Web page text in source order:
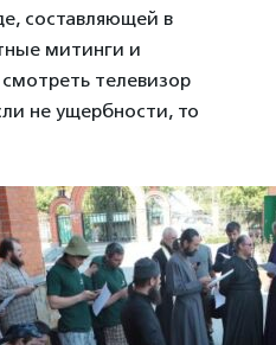
составляющей в
митинги и
телевизор
не ущербности, то